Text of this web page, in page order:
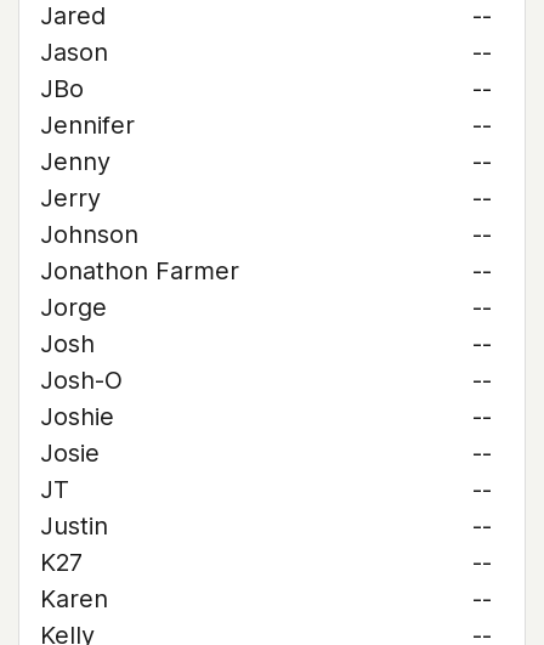
Jared
--
Jason
--
JBo
--
Jennifer
--
Jenny
--
Jerry
--
Johnson
--
Jonathon Farmer
--
Jorge
--
Josh
--
Josh-O
--
Joshie
--
Josie
--
JT
--
Justin
--
K27
--
Karen
--
Kelly
--